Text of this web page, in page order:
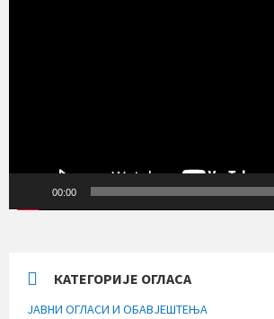
00:00
КАТЕГОРИЈЕ ОГЛАСА
ЈАВНИ ОГЛАСИ И ОБАВЈЕШТЕЊА